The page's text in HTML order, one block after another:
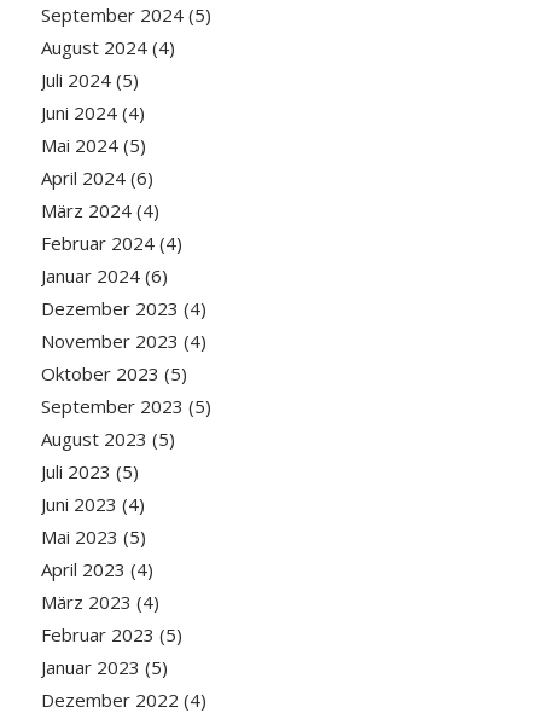
September 2024(5)
August 2024(4)
Juli 2024(5)
Juni 2024(4)
Mai 2024(5)
April 2024(6)
März 2024(4)
Februar 2024(4)
Januar 2024(6)
Dezember 2023 (4)
November 2023 (4)
Oktober 2023 (5)
September 2023 (5)
August 2023 (5)
Juli 2023 (5)
Juni 2023 (4)
Mai 2023 (5)
April 2023 (4)
März 2023 (4)
Februar 2023 (5)
Januar 2023 (5)
Dezember 2022 (4)